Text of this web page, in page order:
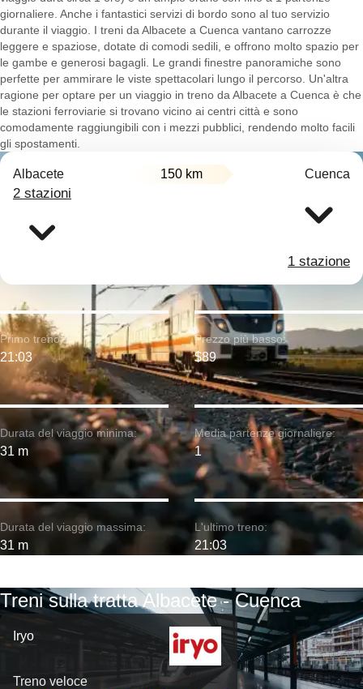
giornaliere. Anche i fantastici servizi di bordo sono al tuo servizio
durante il viaggio. I treni da Albacete a Cuenca vantano carrozze
leggere e spaziose, dotate di comodi sedili, e offrono molto spazio per
le gambe e generosi bagagli. Le grandi finestre panoramiche sono
perfette per ammirare le viste spettacolari lungo il percorso. Un'altra
ragione per optare per un viaggio in treno da Albacete a Cuenca è che
le stazioni ferroviarie si trovano vicino ai centri città e sono
comodamente raggiungibili con i mezzi pubblici, rendendo molto facili
gli spostamenti.
Albacete 150 km Cuenca
2 stazioni
1 stazione
Durata del viaggio minima:
31 m
Primo treno:
21:03
Durata del viaggio massima:
31 m
Prezzo più basso:
$89
Media partenze giornaliere:
1
L'ultimo treno:
21:03
Treni sulla tratta Albacete - Cuenca
Iryo
Treno veloce